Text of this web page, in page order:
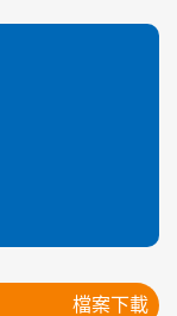
檔案下載